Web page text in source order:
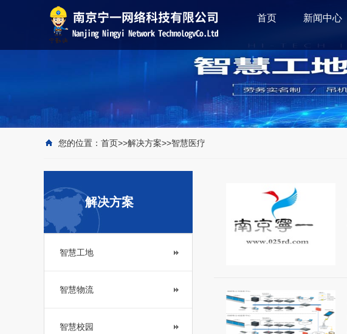
首页 新闻中心
您的位置： 首页>>解决方案>>智慧医疗
解决方案
智慧工地
智慧物流
智慧校园